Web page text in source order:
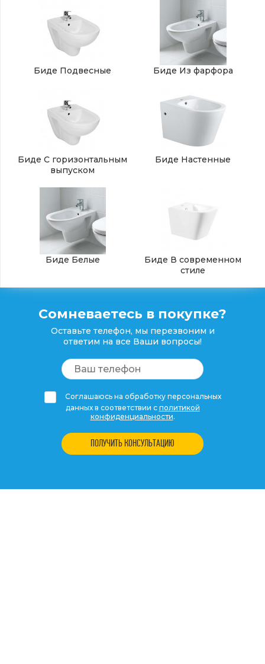
Биде Подвесные Биде Из фарфора
Биде С горизонтальным
выпуском
Биде Настенные
Биде Белые
Биде В современном
стиле
Сомневаетесь в покупке?
Оставьте телефон, мы перезвоним и
ответим на все Ваши вопросы!
Соглашаюсь на обработку персональных
данных в соответствии с политикой
конфиденциальности.
ПОЛУЧИТЬ КОНСУЛЬТАЦИЮ